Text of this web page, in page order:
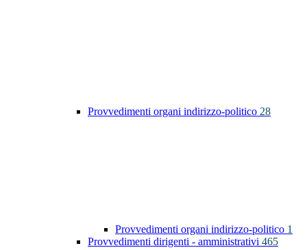
Provvedimenti organi indirizzo-politico 28
Provvedimenti organi indirizzo-politico 1
Provvedimenti dirigenti - amministrativi 465